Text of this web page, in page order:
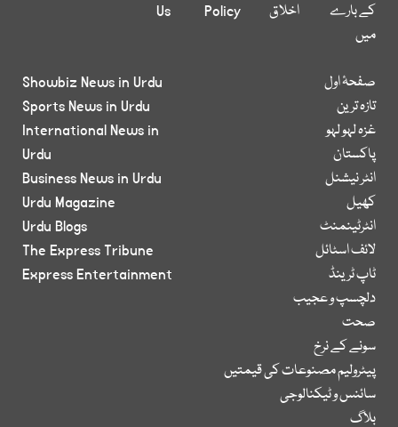
کے بارے
میں
اخلاق
Policy
Us
صفحۂ اول
تازہ ترین
غزہ لہو لہو
پاکستان
انٹر نیشنل
کھیل
انٹرٹینمنٹ
لائف اسٹائل
ٹاپ ٹرینڈ
دلچسپ و عجیب
صحت
سونے کے نرخ
پیٹرولیم مصنوعات کی قیمتیں
سائنس و ٹیکنالوجی
بلاگ
Showbiz News in Urdu
Sports News in Urdu
International News in
Urdu
Business News in Urdu
Urdu Magazine
Urdu Blogs
The Express Tribune
Express Entertainment